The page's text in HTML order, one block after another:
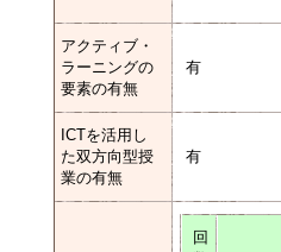
アクティブ・
ラーニングの
要素の有無
有
ICTを活用し
た双方向型授
業の有無
有
回